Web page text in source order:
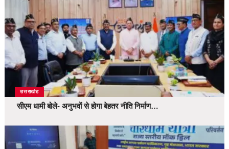
उत्तराखंड
सीएम धामी बोले- अनुभवों से होगा बेहतर नीति निर्माण…